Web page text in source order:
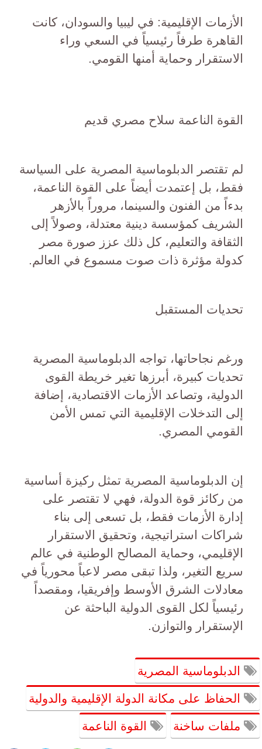
الأزمات الإقليمية: في ليبيا والسودان، كانت
القاهرة طرفاً رئيسياً في السعي وراء
الاستقرار وحماية أمنها القومي.
القوة الناعمة سلاح مصري قديم
لم تقتصر الدبلوماسية المصرية على السياسة
فقط، بل إعتمدت أيضاً على القوة الناعمة،
بدءاً من الفنون والسينما، مروراً بالأزهر
الشريف كمؤسسة دينية معتدلة، وصولاً إلى
الثقافة والتعليم، كل ذلك عزز صورة مصر
كدولة مؤثرة ذات صوت مسموع في العالم.
تحديات المستقبل
ورغم نجاحاتها، تواجه الدبلوماسية المصرية
تحديات كبيرة، أبرزها تغير خريطة القوى
الدولية، وتصاعد الأزمات الاقتصادية، إضافة
إلى التدخلات الإقليمية التي تمس الأمن
القومي المصري.
إن الدبلوماسية المصرية تمثل ركيزة أساسية
من ركائز قوة الدولة، فهي لا تقتصر على
إدارة الأزمات فقط، بل تسعى إلى بناء
شراكات استراتيجية، وتحقيق الاستقرار
الإقليمي، وحماية المصالح الوطنية في عالم
سريع التغير، ولذا تبقى مصر لاعباً محورياً في
معادلات الشرق الأوسط وإفريقيا، ومقصداً
رئيسياً لكل القوى الدولية الباحثة عن
الإستقرار والتوازن.
الدبلوماسية المصرية
الحفاظ على مكانة الدولة الإقليمية والدولية
ملفات ساخنة القوة الناعمة